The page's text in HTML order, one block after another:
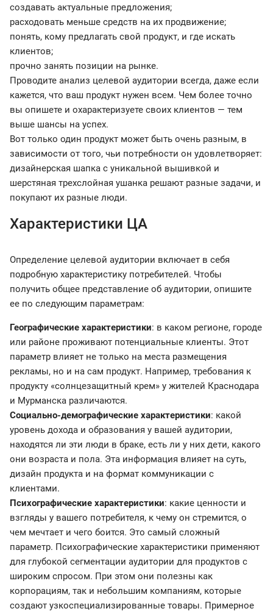
создавать актуальные предложения;
расходовать меньше средств на их продвижение;
понять, кому предлагать свой продукт, и где искать
клиентов;
прочно занять позиции на рынке.
Проводите анализ целевой аудитории всегда, даже если
кажется, что ваш продукт нужен всем. Чем более точно
вы опишете и охарактеризуете своих клиентов — тем
выше шансы на успех.
Вот только один продукт может быть очень разным, в
зависимости от того, чьи потребности он удовлетворяет:
дизайнерская шапка с уникальной вышивкой и
шерстяная трехслойная ушанка решают разные задачи, и
покупают их разные люди.
Характеристики ЦА
Определение целевой аудитории включает в себя
подробную характеристику потребителей. Чтобы
получить общее представление об аудитории, опишите
ее по следующим параметрам:
Географические характеристики: в каком регионе, городе
или районе проживают потенциальные клиенты. Этот
параметр влияет не только на места размещения
рекламы, но и на сам продукт. Например, требования к
продукту «солнцезащитный крем» у жителей Краснодара
и Мурманска различаются.
Социально-демографические характеристики: какой
уровень дохода и образования у вашей аудитории,
находятся ли эти люди в браке, есть ли у них дети, какого
они возраста и пола. Эта информация влияет на суть,
дизайн продукта и на формат коммуникации с
клиентами.
Психографические характеристики: какие ценности и
взгляды у вашего потребителя, к чему он стремится, о
чем мечтает и чего боится. Это самый сложный
параметр. Психографические характеристики применяют
для глубокой сегментации аудитории для продуктов с
широким спросом. При этом они полезны как
корпорациям, так и небольшим компаниям, которые
создают узкоспециализированные товары. Примерное